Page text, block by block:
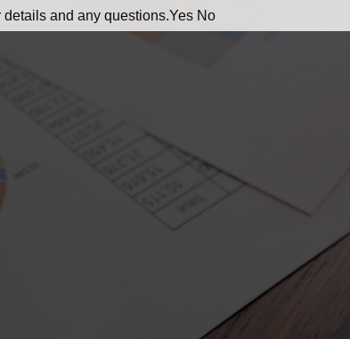
details and any questions.Yes No